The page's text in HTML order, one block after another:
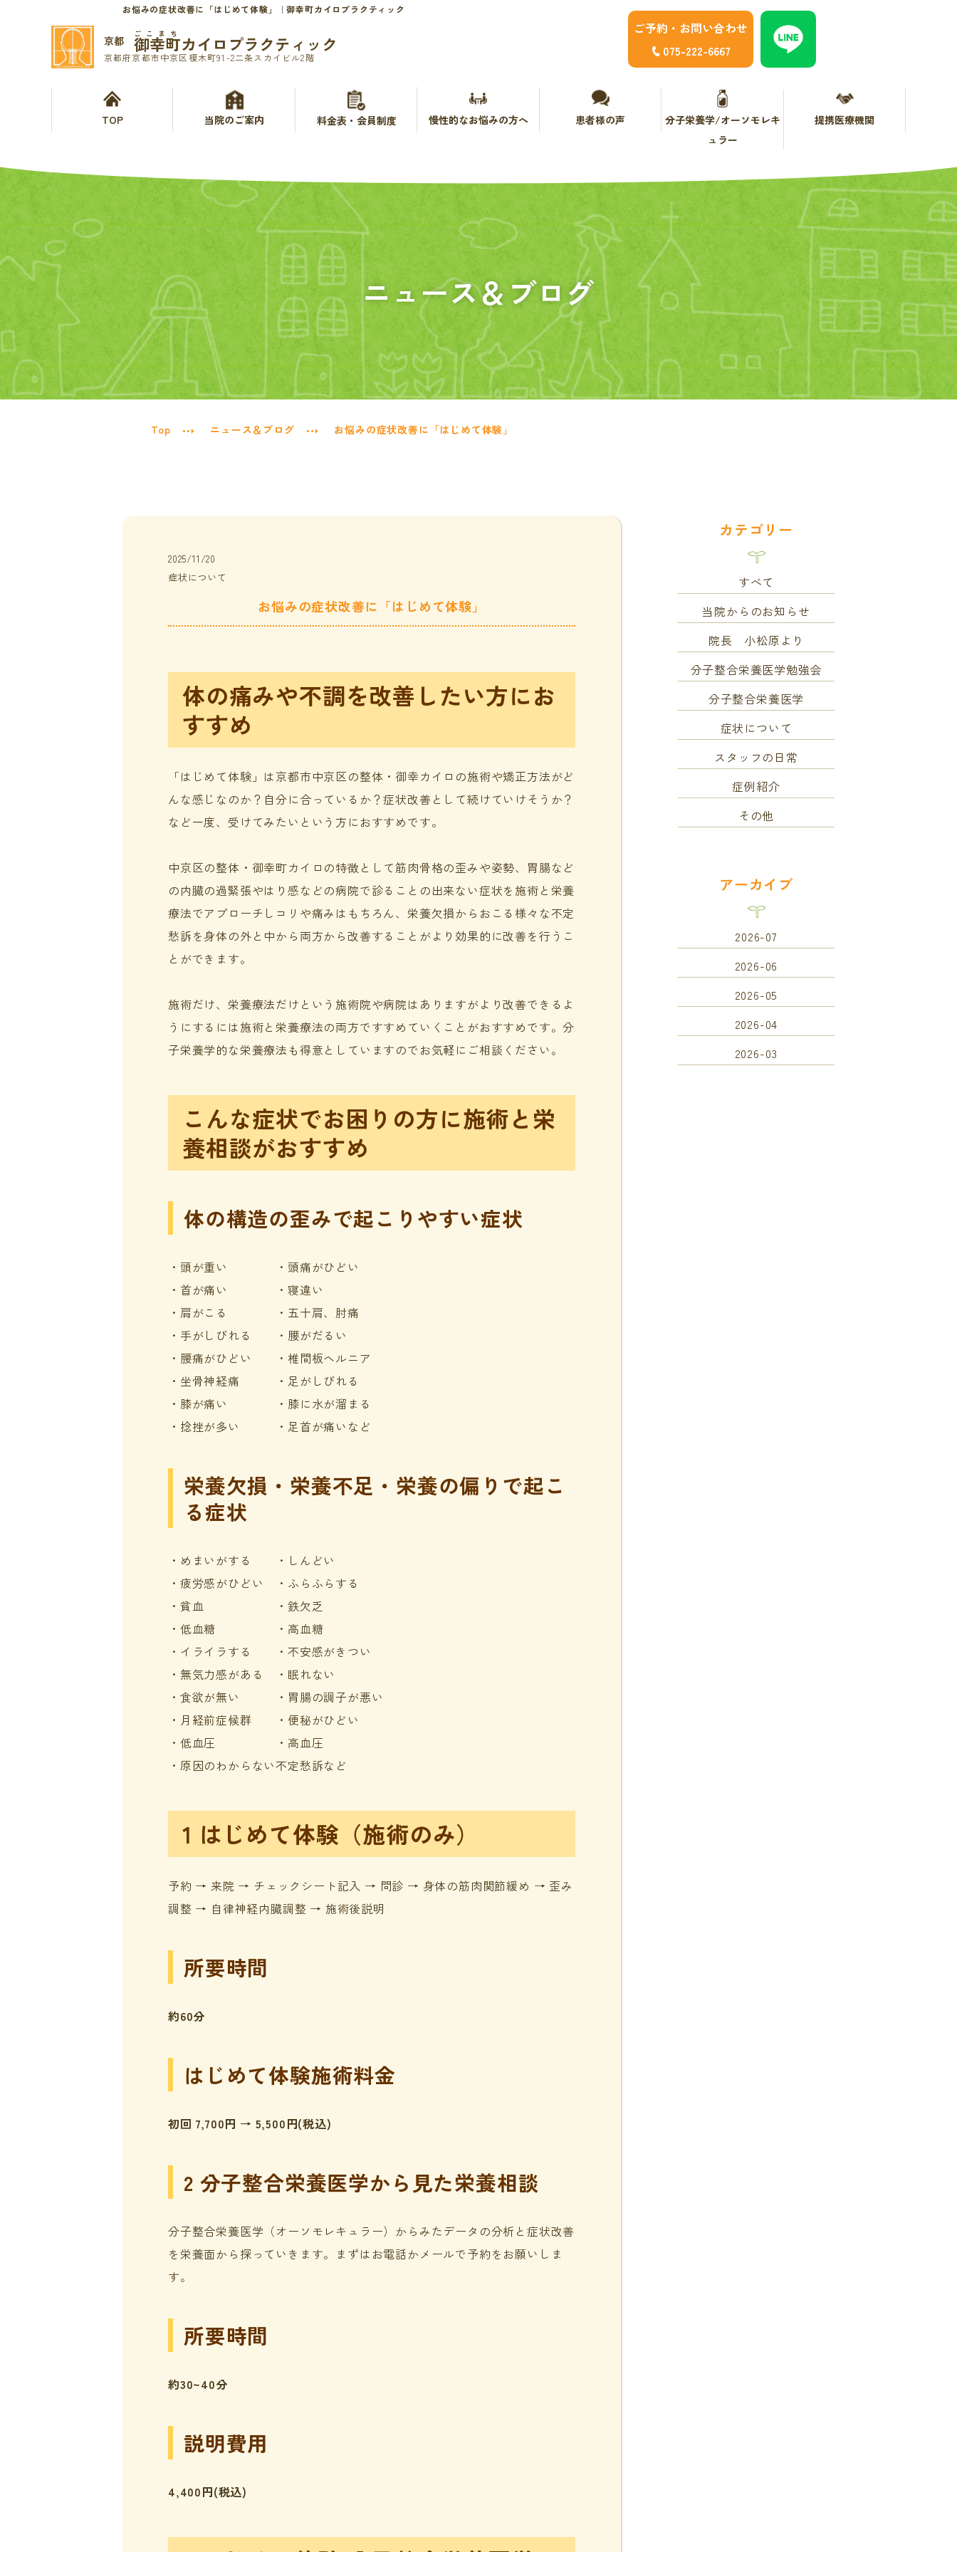
お悩みの症状改善に「はじめて体験」｜御幸町カイロプラクティック
ご予約・お問い合わせ
075-222-6667
京都
ごこまち
御幸町カイロプラクティック
京都府京都市中京区榎木町91-2二条スカイビル2階
TOP 当院のご案内 料金表・会員制度 慢性的なお悩みの方へ 患者様の声
分子栄養学/オーソモレキ
ュラー
提携医療機関
ニュース＆ブログ
Top ニュース＆ブログ お悩みの症状改善に「はじめて体験」
2025/11/20
症状について
お悩みの症状改善に「はじめて体験」
体の痛みや不調を改善したい方にお
すすめ
「はじめて体験」は京都市中京区の整体・御幸カイロの施術や矯正方法がど
んな感じなのか？自分に合っているか？症状改善として続けていけそうか？
など一度、受けてみたいという方におすすめです。
中京区の整体・御幸町カイロの特徴として筋肉骨格の歪みや姿勢、胃腸など
の内臓の過緊張やはり感などの病院で診ることの出来ない症状を施術と栄養
療法でアプローチしコリや痛みはもちろん、栄養欠損からおこる様々な不定
愁訴を身体の外と中から両方から改善することがより効果的に改善を行うこ
とができます。
施術だけ、栄養療法だけという施術院や病院はありますがより改善できるよ
うにするには施術と栄養療法の両方ですすめていくことがおすすめです。分
子栄養学的な栄養療法も得意としていますのでお気軽にご相談ください。
こんな症状でお困りの方に施術と栄
養相談がおすすめ
体の構造の歪みで起こりやすい症状
・頭が重い ・頭痛がひどい
・首が痛い ・寝違い
・肩がこる ・五十肩、肘痛
・手がしびれる ・腰がだるい
・腰痛がひどい ・椎間板ヘルニア
・坐骨神経痛 ・足がしびれる
・膝が痛い ・膝に水が溜まる
・捻挫が多い ・足首が痛いなど
栄養欠損・栄養不足・栄養の偏りで起こ
る症状
・めまいがする ・しんどい
・疲労感がひどい ・ふらふらする
・貧血 ・鉄欠乏
・低血糖 ・高血糖
・イライラする ・不安感がきつい
・無気力感がある ・眠れない
・食欲が無い ・胃腸の調子が悪い
・月経前症候群 ・便秘がひどい
・低血圧 ・高血圧
・原因のわからない不定愁訴など
1 はじめて体験（施術のみ）
予約 → 来院 → チェックシート記入 → 問診 → 身体の筋肉関節緩め → 歪み
調整 → 自律神経内臓調整 → 施術後説明
所要時間
約60分
はじめて体験施術料金
初回 7,700円 → 5,500円(税込)
2 分子整合栄養医学から見た栄養相談
分子整合栄養医学（オーソモレキュラー）からみたデータの分析と症状改善
を栄養面から探っていきます。まずはお電話かメールで予約をお願いしま
す。
所要時間
約30~40分
説明費用
4,400円(税込)
カテゴリー
すべて
当院からのお知らせ
院長 小松原より
分子整合栄養医学勉強会
分子整合栄養医学
症状について
スタッフの日常
症例紹介
その他
アーカイブ
2026-07
2026-06
2026-05
2026-04
2026-03